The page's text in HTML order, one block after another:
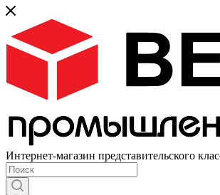
Интернет-магазин представительского